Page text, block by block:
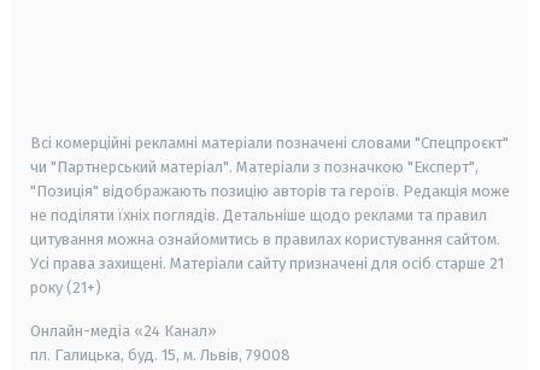
Всі комерційні рекламні матеріали позначені словами "Спецпроєкт"
чи "Партнерський матеріал". Матеріали з позначкою "Експерт",
"Позиція" відображають позицію авторів та героїв. Редакція може
не поділяти їхніх поглядів. Детальніше щодо реклами та правил
цитування можна ознайомитись в правилах користування сайтом.
Усі права захищені. Матеріали сайту призначені для осіб старше 21
року (21+)
Онлайн-медіа «24 Канал»
пл. Галицька, буд. 15, м. Львів, 79008